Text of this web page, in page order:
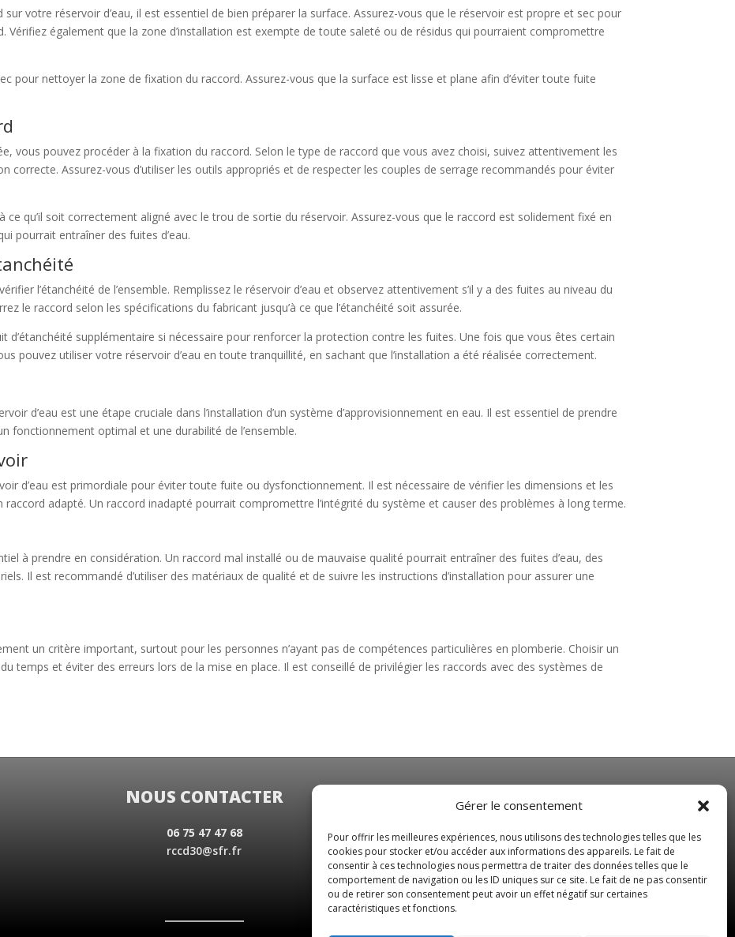
Gérer le consentement
Pour offrir les meilleures expériences, nous utilisons des technologies telles que les
cookies pour stocker et/ou accéder aux informations des appareils. Le fait de
consentir à ces technologies nous permettra de traiter des données telles que le
comportement de navigation ou les ID uniques sur ce site. Le fait de ne pas consentir
ou de retirer son consentement peut avoir un effet négatif sur certaines
caractéristiques et fonctions.
sur votre réservoir d’eau, il est essentiel de bien préparer la surface. Assurez-vous que le réservoir est propre et sec pour
Vérifiez également que la zone d’installation est exempte de toute saleté ou de résidus qui pourraient compromettre
pour nettoyer la zone de fixation du raccord. Assurez-vous que la surface est lisse et plane afin d’éviter toute fuite
vous pouvez procéder à la fixation du raccord. Selon le type de raccord que vous avez choisi, suivez attentivement les
correcte. Assurez-vous d’utiliser les outils appropriés et de respecter les couples de serrage recommandés pour éviter
ce qu’il soit correctement aligné avec le trou de sortie du réservoir. Assurez-vous que le raccord est solidement fixé en
pourrait entraîner des fuites d’eau.
l’étanchéité de l’ensemble. Remplissez le réservoir d’eau et observez attentivement s’il y a des fuites au niveau du
le raccord selon les spécifications du fabricant jusqu’à ce que l’étanchéité soit assurée.
d’étanchéité supplémentaire si nécessaire pour renforcer la protection contre les fuites. Une fois que vous êtes certain
pouvez utiliser votre réservoir d’eau en toute tranquillité, en sachant que l’installation a été réalisée correctement.
d’eau est une étape cruciale dans l’installation d’un système d’approvisionnement en eau. Il est essentiel de prendre
fonctionnement optimal et une durabilité de l’ensemble.
d’eau est primordiale pour éviter toute fuite ou dysfonctionnement. Il est nécessaire de vérifier les dimensions et les
adapté. Un raccord inadapté pourrait compromettre l’intégrité du système et causer des problèmes à long terme.
à prendre en considération. Un raccord mal installé ou de mauvaise qualité pourrait entraîner des fuites d’eau, des
Il est recommandé d’utiliser des matériaux de qualité et de suivre les instructions d’installation pour assurer une
un critère important, surtout pour les personnes n’ayant pas de compétences particulières en plomberie. Choisir un
temps et éviter des erreurs lors de la mise en place. Il est conseillé de privilégier les raccords avec des systèmes de
NOUS CONTACTER
06 75 47 47 68
rccd30@sfr.fr
NOS HORAIRES
Du Lundi au Vendredi
de 8 h 30 à 19 h 00
Samedi sur rendez-vous